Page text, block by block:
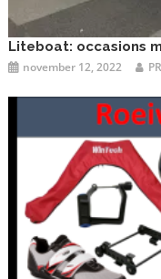
Liteboat: occasions
november 12, 2022